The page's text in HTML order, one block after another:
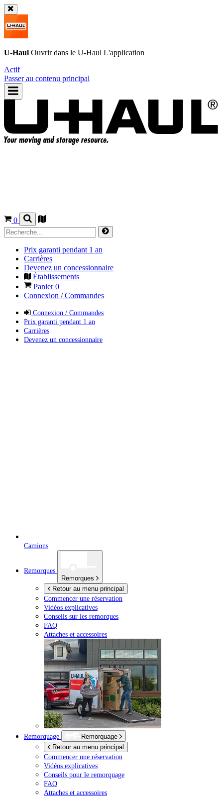
U-Haul Ouvrir dans le U-Haul L'application
Actif
Passer au contenu principal
0
Prix garanti pendant 1 an
Carrières
Devenez un concessionnaire
Établissements
Panier0
Connexion / Commandes
Connexion / Commandes
Prix garanti pendant 1 an
Carrières
Devenez un concessionnaire
Camions
Remorques
Remorques
Retour au menu principal
Commencer une réservation
Vidéos explicatives
Conseils sur les remorques
FAQ
Attaches et accessoires
Remorquage
Remorquage
Retour au menu principal
Commencer une réservation
Vidéos explicatives
Conseils pour le remorquage
FAQ
Attaches et accessoires